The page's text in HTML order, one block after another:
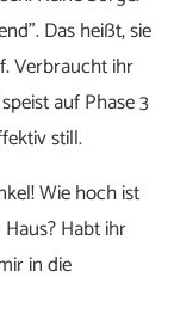
Das heißt, sie
Verbraucht ihr
auf Phase 3
still.
Wie hoch ist
Habt ihr
in die